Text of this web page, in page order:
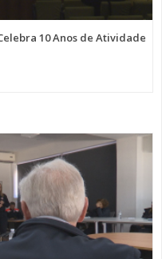
10 Anos de Atividade